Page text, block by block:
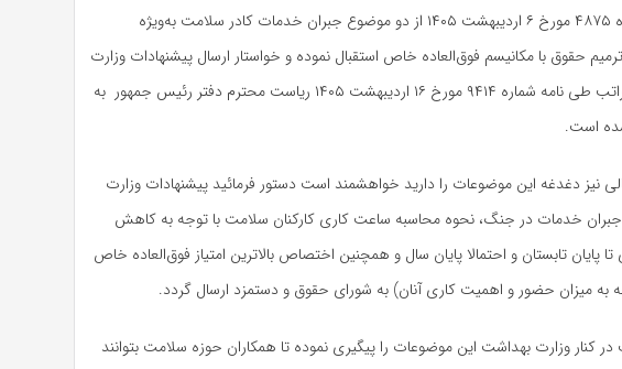
استخدامی طی نامه شماره ۴۸۷۵ مورخ ۶ اردیبهشت ۱۴۰۵ از دو موضوع جبران خدمات کادر سلامت به‌ویژه
حقوق با مکانیسم فوق‌العاده خاص استقبال نموده و خواستار ارسال پیشنهادات وزارت
بهداشت شده است که مراتب طی نامه شماره ۹۴۱۴ مورخ ۱۶ اردیبهشت ۱۴۰۵ ریاست محترم دفتر رئیس جمهور به
است.
نیز دغدغه این موضوعات را دارید خواهشمند است دستور فرمائید پیشنهادات وزارت
خدمات در جنگ، نحوه محاسبه ساعت کاری کارکنان سلامت با توجه به کاهش
پایان تابستان و احتمالا پایان سال و همچنین اختصاص بالاترین امتیاز فوق‌العاده خاص
به میزان حضور و اهمیت کاری آنان) به شورای حقوق و دستمزد ارسال گردد.
در کنار وزارت بهداشت این موضوعات را پیگیری نموده تا همکاران حوزه سلامت بتوانند